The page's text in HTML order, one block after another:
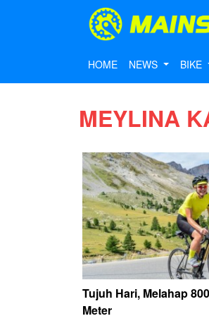
HOME NEWS BIKE
MEYLINA
Tujuh Hari, Melahap
Meter